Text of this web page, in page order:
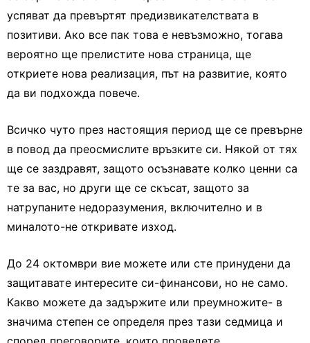
успяват да превъртят предизвикателствата в
позитиви. Ако все пак това е невъзможно, тогава
вероятно ще прелистите нова страница, ще
откриете нова реализация, път на развитие, която
да ви подхожда повече.
Всичко чуто през настоящия период ще се превърне
в повод да преосмислите връзките си. Някой от тях
ще се заздравят, защото осъзнавате колко ценни са
те за вас, но други ще се скъсат, защото за
натрупаните недоразумения, включително и в
миналото-не откривате изход.
До 24 октомври вие можете или сте принудени да
защитавате интересите си-финансови, но не само.
Какво можете да задържите или преумножите- в
значима степен се определя през тази седмица и